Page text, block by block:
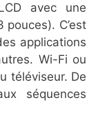
avec une
pouces). C’est
applications
Wi-Fi ou
téléviseur. De
séquences